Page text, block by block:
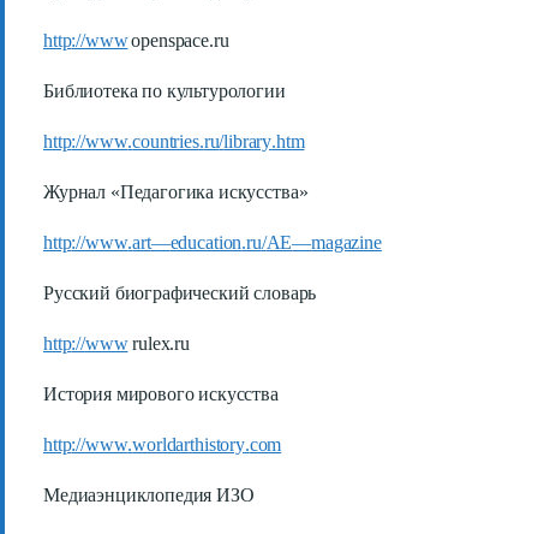
http://wwwopenspace.ru
Библиотека по культурологии
http://www.countries.ru/library.htm
Журнал «Педагогика искусства»
http://www.art—education.ru/AE—magazine
Русский биографический словарь
http://www rulex.ru
История мирового искусства
http://www.worldarthistory.com
Медиаэнциклопедия ИЗО